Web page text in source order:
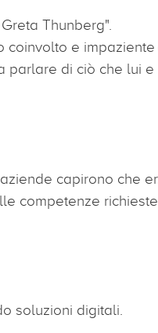
Thunberg".
coinvolto e
parlare di ciò che lui e
capirono che
competenze
soluzioni digitali.